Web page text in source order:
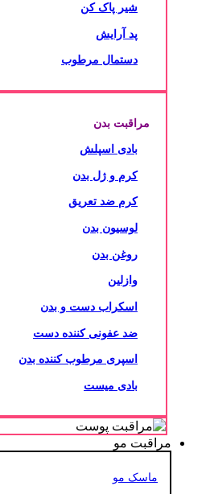
شیر پاک کن
پد آرایش
دستمال مرطوب
مراقبت بدن
بادی اسپلش
کرم و ژل بدن
کرم ضد تعریق
لوسیون بدن
روغن بدن
وازلین
اسکراب دست و بدن
ضد عفونی کننده دست
اسپری مرطوب کننده بدن
بادی میست
مراقبت مو
ماسک مو